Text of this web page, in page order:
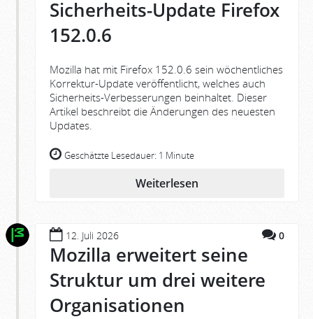
Sicherheits-Update Firefox
152.0.6
Mozilla hat mit Firefox 152.0.6 sein wöchentliches
Korrektur-Update veröffentlicht, welches auch
Sicherheits-Verbesserungen beinhaltet. Dieser
Artikel beschreibt die Änderungen des neuesten
Updates.
Geschätzte Lesedauer: 1 Minute
Weiterlesen
12. Juli 2026 0
Mozilla erweitert seine
Struktur um drei weitere
Organisationen